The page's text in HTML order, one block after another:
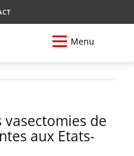
Menu
de
aux Etats-